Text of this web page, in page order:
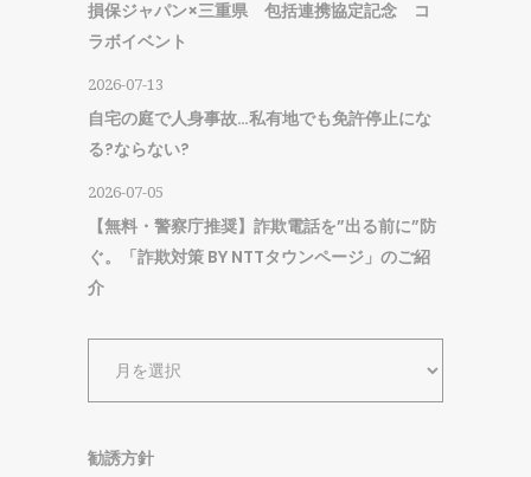
損保ジャパン×三重県 包括連携協定記念 コ
ラボイベント
2026-07-13
自宅の庭で人身事故…私有地でも免許停止にな
る?ならない?
2026-07-05
【無料・警察庁推奨】詐欺電話を”出る前に”防
ぐ。「詐欺対策 BY NTTタウンページ」のご紹
介
イ
勧誘方針